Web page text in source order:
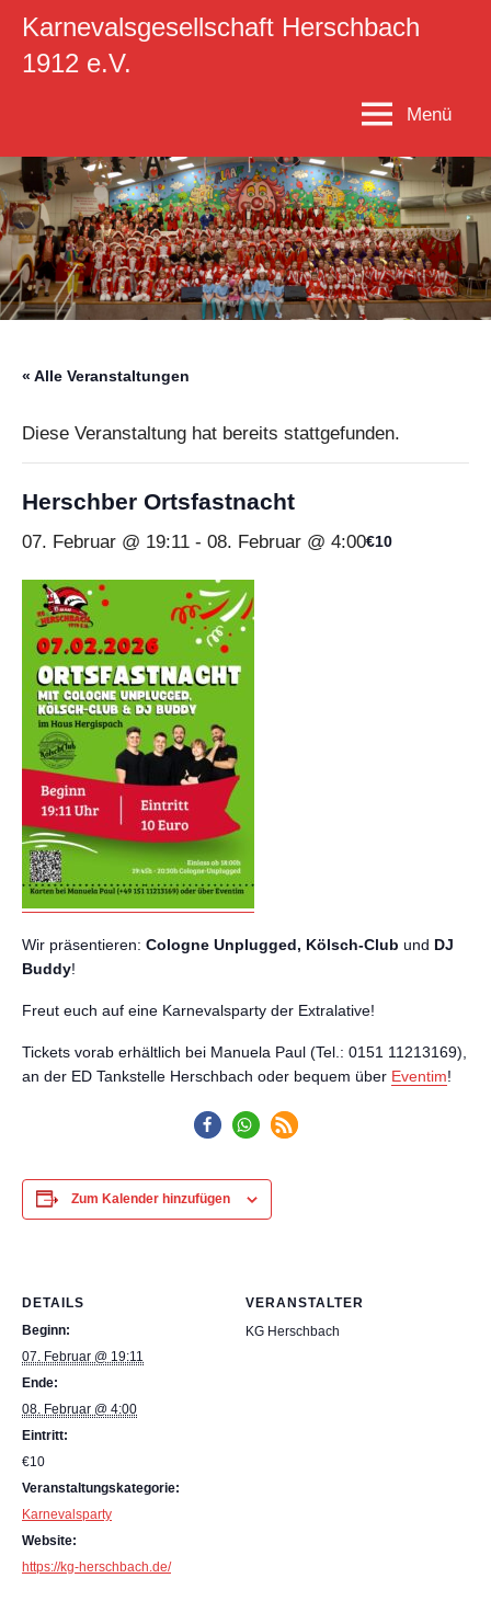
Zum
springen
Karnevalsgesellschaft Herschbach
1912 e.V.
Menü
« Alle Veranstaltungen
Diese Veranstaltung hat bereits stattgefunden.
Herschber Ortsfastnacht
07. Februar @ 19:11 - 08. Februar @ 4:00€10
Wir präsentieren: Cologne Unplugged, Kölsch-Club und DJ
Buddy!
Freut euch auf eine Karnevalsparty der Extralative!
Tickets vorab erhältlich bei Manuela Paul (Tel.: 0151 11213169),
an der ED Tankstelle Herschbach oder bequem über Eventim!
Zum Kalender hinzufügen
DETAILS
Beginn:
07. Februar @ 19:11
Ende:
08. Februar @ 4:00
Eintritt:
€10
Veranstaltungskategorie:
Karnevalsparty
Website:
https://kg-herschbach.de/
VERANSTALTER
KG Herschbach